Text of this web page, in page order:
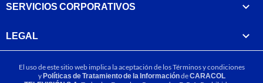
SERVICIOS CORPORATIVOS
LEGAL
El uso de este sitio web implica la aceptación de losTérminos y condiciones
yPolíticas de Tratamiento de la InformacióndeCARACOL